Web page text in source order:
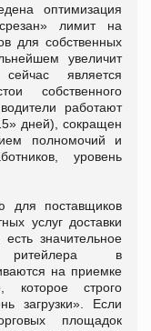
оптимизация
лимит на
для собственных
увеличит
является
собственного
работают
дней), сокращен
полномочий и
уровень
для поставщиков
услуг доставки
значительное
ритейлера в
на приемке
которое строго
загрузки». Если
площадок